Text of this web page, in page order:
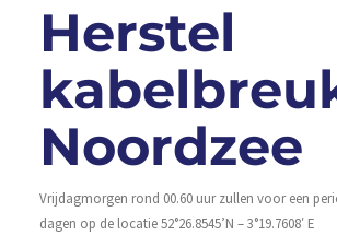
Herstel
Noordzee
Vrijdagmorgen rond 00.60 uur zullen voor een
dagen op de locatie 52°26.8545’N – 3°19.7608′ E